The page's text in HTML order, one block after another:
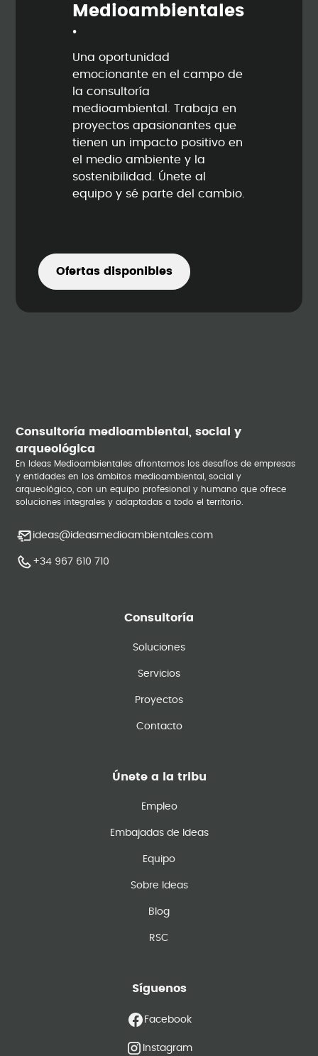
Medioambienta les
.
Una oportunidad
emocionante en el campo de
la consultoría
medioambiental. Trabaja en
proyectos apasionantes que
tienen un impacto positivo en
el medio ambiente y la
sostenibilidad. Únete al
equipo y sé parte del cambio.
Ofertas disponibles
Consultoría medioambiental, social y
arqueológica
En Ideas Medioambientales afrontamos los desafíos de empresas
y entidades en los ámbitos medioambiental, social y
arqueológico, con un equipo profesional y humano que ofrece
soluciones integrales y adaptadas a todo el territorio.
ideas@ideasmedioambientales.com
+34 967 610 710
Consultoría
Soluciones
Servicios
Proyectos
Contacto
Únete a la tribu
Empleo
Embajadas de Ideas
Equipo
Sobre Ideas
Blog
RSC
Síguenos
Facebook
Instagram